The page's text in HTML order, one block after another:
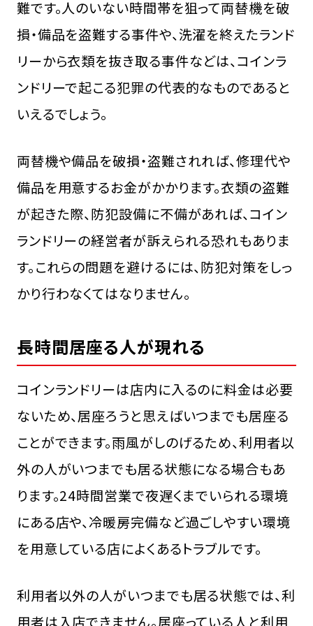
難です。人のいない時間帯を狙って両替機を破
損・備品を盗難する事件や、洗濯を終えたランド
リーから衣類を抜き取る事件などは、コインラ
ンドリーで起こる犯罪の代表的なものであると
いえるでしょう。
両替機や備品を破損・盗難されれば、修理代や
備品を用意するお金がかかります。衣類の盗難
が起きた際、防犯設備に不備があれば、コイン
ランドリーの経営者が訴えられる恐れもありま
す。これらの問題を避けるには、防犯対策をしっ
かり行わなくてはなりません。
長時間居座る人が現れる
コインランドリーは店内に入るのに料金は必要
ないため、居座ろうと思えばいつまでも居座る
ことができます。雨風がしのげるため、利用者以
外の人がいつまでも居る状態になる場合もあ
ります。24時間営業で夜遅くまでいられる環境
にある店や、冷暖房完備など過ごしやすい環境
を用意している店によくあるトラブルです。
利用者以外の人がいつまでも居る状態では、利
用者は入店できません。居座っている人と利用